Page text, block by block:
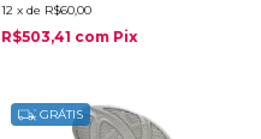
12 x de R$60,00
R$503,41 com Pix
GRÁTIS